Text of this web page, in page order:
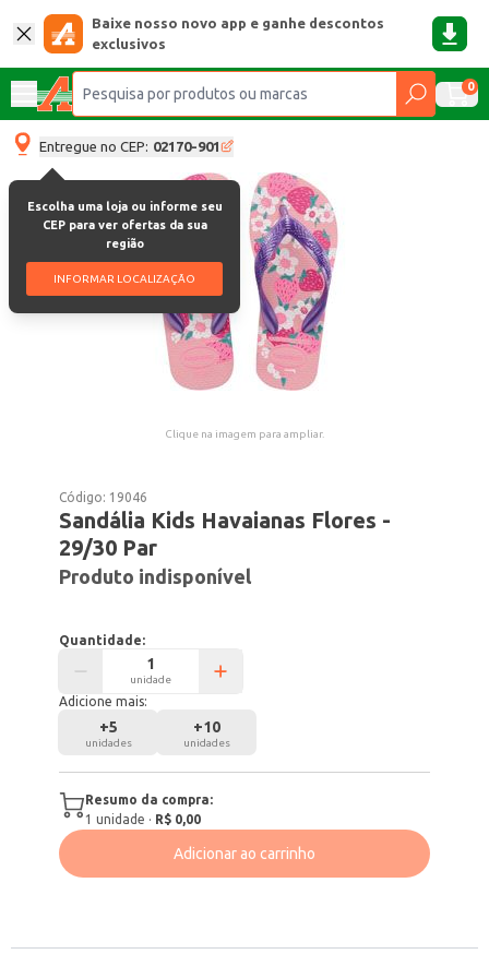
Baixe nosso novo app e ganhe descontos
exclusivos
0
Entregue no CEP: 02170-901
Escolha uma loja ou informe seu
CEP para ver ofertas da sua
região
INFORMAR LOCALIZAÇÃO
Clique na imagem para ampliar.
Código: 19046
Sandália Kids Havaianas Flores -
29/30 Par
Produto indisponível
Quantidade:
unidade
Adicione mais:
+5
unidades
+10
unidades
Resumo da compra:
1 unidade · R$ 0,00
Adicionar ao carrinho